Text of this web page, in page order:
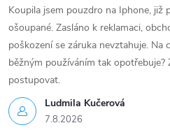
Ludmila Kučerová
7.8.2026
Koupila jsem pouzdro na Iphone, již
ošoupané. Zasláno k reklamaci,
poškození se záruka nevztahuje. Na
běžným používáním tak opotřebuje?
postupovat.